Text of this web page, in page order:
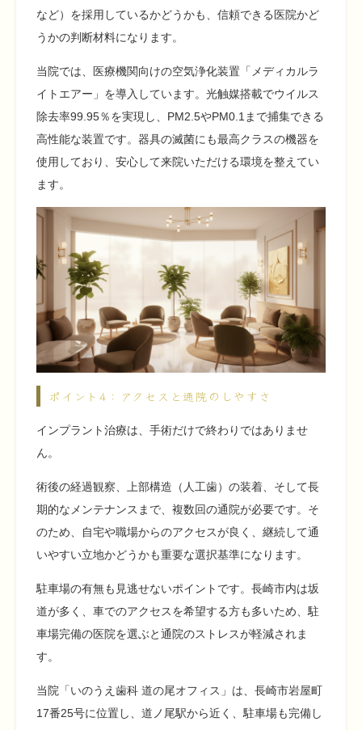
など）を採用しているかどうかも、信頼できる医院かど
うかの判断材料になります。
当院では、医療機関向けの空気浄化装置「メディカルラ
イトエアー」を導入しています。光触媒搭載でウイルス
除去率99.95％を実現し、PM2.5やPM0.1まで捕集できる
高性能な装置です。器具の滅菌にも最高クラスの機器を
使用しており、安心して来院いただける環境を整えてい
ます。
ポイント4：アクセスと通院のしやすさ
インプラント治療は、手術だけで終わりではありませ
ん。
術後の経過観察、上部構造（人工歯）の装着、そして長
期的なメンテナンスまで、複数回の通院が必要です。そ
のため、自宅や職場からのアクセスが良く、継続して通
いやすい立地かどうかも重要な選択基準になります。
駐車場の有無も見逃せないポイントです。長崎市内は坂
道が多く、車でのアクセスを希望する方も多いため、駐
車場完備の医院を選ぶと通院のストレスが軽減されま
す。
当院「いのうえ歯科 道の尾オフィス」は、長崎市岩屋町
17番25号に位置し、道ノ尾駅から近く、駐車場も完備し